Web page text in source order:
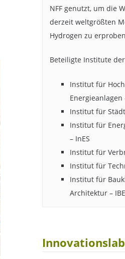
NFF genutzt, um die
derzeit weltgrößten
Hydrogen zu
Beteiligte Institute
Institut für
Energieanlagen
Institut für
Institut für
– InES
Institut für
Institut für
Institut für
Architektur –